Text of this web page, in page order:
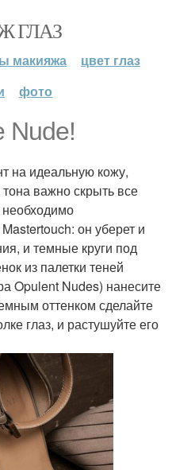
ГЛАЗ
макияжа
цвет глаз
фото
Nude!
на идеальную кожу,
важно скрыть все
необходимо
он уберет и
и темные круги под
из палетки теней
Opulent Nudes) нанесите
оттенком сделайте
глаз, и растушуйте его